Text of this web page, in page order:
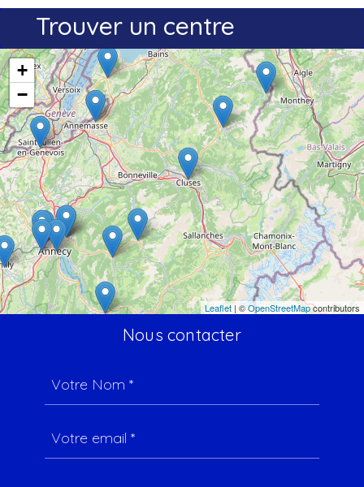
Trouver un centre
+
−
Leaflet | ©OpenStreetMapcontributors
Nous contacter